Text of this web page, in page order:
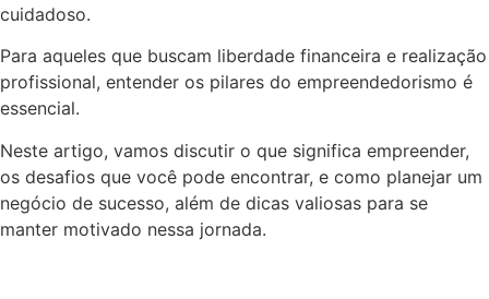
cuidadoso.
Para aqueles que buscam liberdade financeira e realização
profissional, entender os pilares do empreendedorismo é
essencial.
Neste artigo, vamos discutir o que significa empreender,
os desafios que você pode encontrar, e como planejar um
negócio de sucesso, além de dicas valiosas para se
manter motivado nessa jornada.